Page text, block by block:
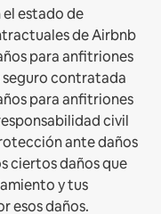
el estado de
de Airbnb
para anfitriones
seguro contratada
para anfitriones
civil
ante daños
ciertos daños que
y tus
esos daños.